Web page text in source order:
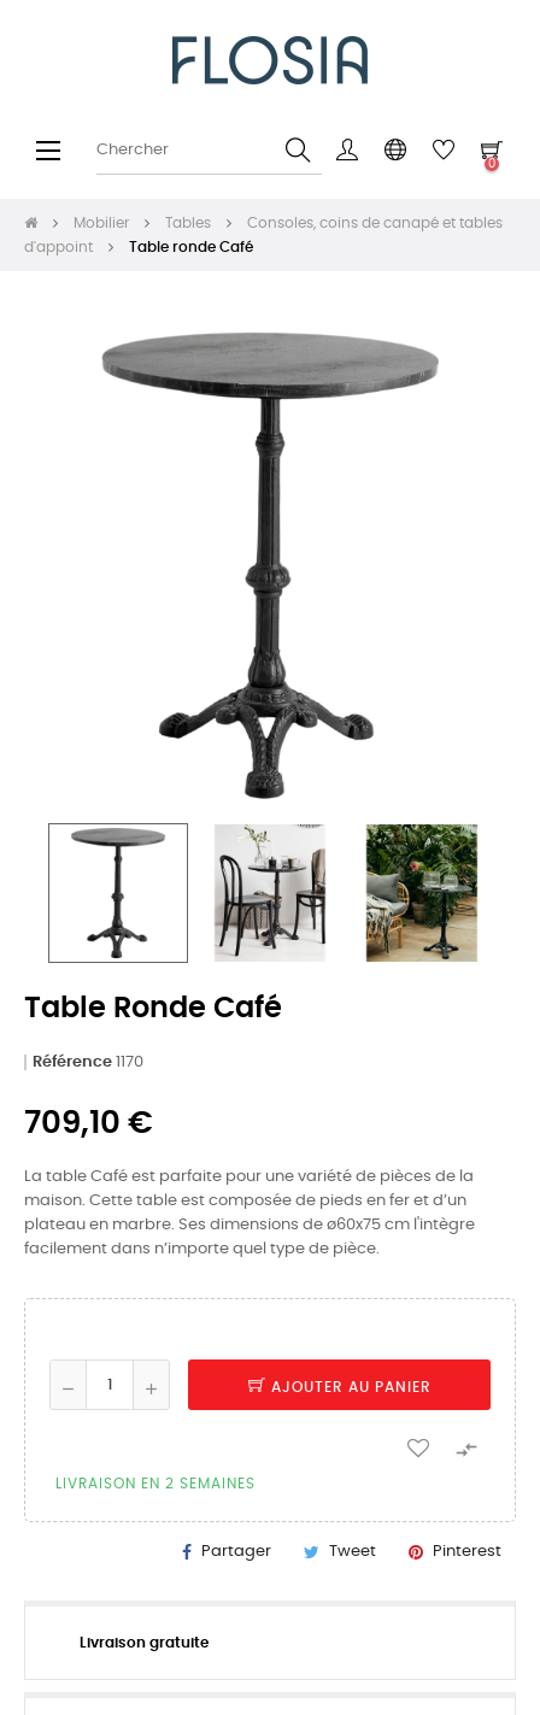
Basculer
☰
0
Mobilier Tables
Consoles, coins de canapé et tables
d'appoint
Table ronde Café
Table Ronde Café
Référence 1170
709,10 €
La table Café est parfaite pour une variété de pièces de la
maison. Cette table est composée de pieds en fer et d’un
plateau en marbre. Ses dimensions de ø60x75 cm l'intègre
facilement dans n’importe quel type de pièce.
AJOUTER AU PANIER

LIVRAISON EN 2 SEMAINES
Partager Tweet Pinterest
Livraison gratuite